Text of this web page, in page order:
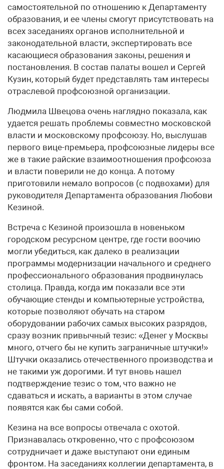
самостоятельной по отношению к Департаменту
образования, и ее члены смогут присутствовать на
всех заседаниях органов исполнительной и
законодательной власти, экспертировать все
касающиеся образования законы, решения и
постановления. В состав палаты вошел и Сергей
Кузин, который будет представлять там интересы
отраслевой профсоюзной организации.
Людмила Швецова очень наглядно показала, как
удается решать проблемы совместно московской
власти и московскому профсоюзу. Но, выслушав
первого вице-премьера, профсоюзные лидеры все
же в такие райские взаимоотношения профсоюза
и власти поверили не до конца. А потому
приготовили немало вопросов (с подвохами) для
руководителя Департамента образования Любови
Кезиной.
Встреча с Кезиной произошла в новеньком
городском ресурсном центре, где гости воочию
могли убедиться, как далеко в реализации
программы модернизации начального и среднего
профессионального образования продвинулась
столица. Правда, когда им показали все эти
обучающие стенды и компьютерные устройства,
которые позволяют обучать на старом
оборудовании рабочих самых высоких разрядов,
сразу возник привычный тезис: «Денег у Москвы
много, отчего бы не купить заграничные штучки!»
Штучки оказались отечественного производства и
не такими уж дорогими. И тут вновь нашел
подтверждение тезис о том, что важно не
сдаваться и искать, а варианты в этом случае
появятся как бы сами собой.
Кезина на все вопросы отвечала с охотой.
Признавалась откровенно, что с профсоюзом
сотрудничает и даже выступают они единым
фронтом. На заседаниях коллегии департамента, в